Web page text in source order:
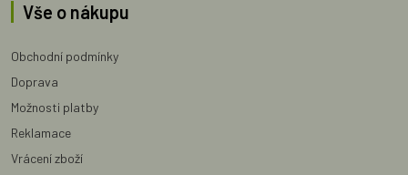
Vše o nákupu
Obchodní podmínky
Doprava
Možnosti platby
Reklamace
Vrácení zboží